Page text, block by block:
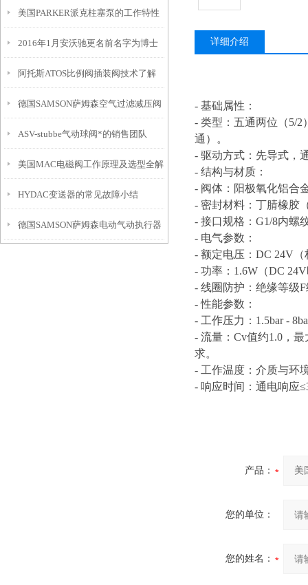
美国PARKER派克柱塞泵的工作特性
2016年1月安沃驰更名前名字为博士
力士乐
阿托斯ATOS比例阀插装阀技术了解
德国SAMSON萨姆森空气过滤减压阀
说明书
ASV-stubbe气动球阀*的销售团队
美国MAC电磁阀工作原理及选型全解
HYDAC变送器的常见故障小结
德国SAMSON萨姆森电动气动执行器
详细介绍
- 基础属性：
- 类型：五通两位（5/
通）。
- 驱动方式：先导式，
- 结构与材质：
- 阀体：阳极氧化铝合
- 密封材料：丁腈橡胶
- 接口规格：G1/8内螺
- 电气参数：
- 额定电压：DC 24V
- 功率：1.6W（DC
- 线圈防护：绝缘等级
- 性能参数：
- 工作压力：1.5bar -
- 流量：Cv值约1.0，
求。
- 工作温度：介质与环
- 响应时间：通电响应
产品：
您的单位：
您的姓名：